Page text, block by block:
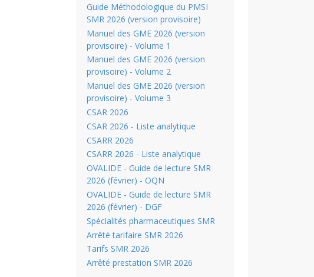
Guide Méthodologique du PMSI
SMR 2026 (version provisoire)
Manuel des GME 2026 (version
provisoire) - Volume 1
Manuel des GME 2026 (version
provisoire) - Volume 2
Manuel des GME 2026 (version
provisoire) - Volume 3
CSAR 2026
CSAR 2026 - Liste analytique
CSARR 2026
CSARR 2026 - Liste analytique
OVALIDE - Guide de lecture SMR
2026 (février) - OQN
OVALIDE - Guide de lecture SMR
2026 (février) - DGF
Spécialités pharmaceutiques SMR
Arrêté tarifaire SMR 2026
Tarifs SMR 2026
Arrêté prestation SMR 2026